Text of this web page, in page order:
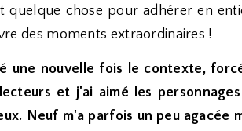
quelque chose pour adhérer en
des moments extraordinaires !
une nouvelle fois le contexte,
et j'ai aimé les
Neuf m'a parfois un peu agacée